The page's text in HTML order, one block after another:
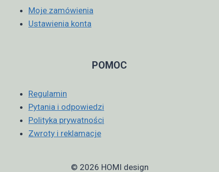
Moje zamówienia
Ustawienia konta
POMOC
Regulamin
Pytania i odpowiedzi
Polityka prywatności
Zwroty i reklamacje
© 2026 HOMI design